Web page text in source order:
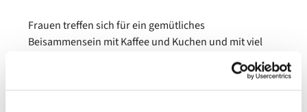
Frauen treffen sich für ein gemütliches
Beisammensein mit Kaffee und Kuchen und mit viel